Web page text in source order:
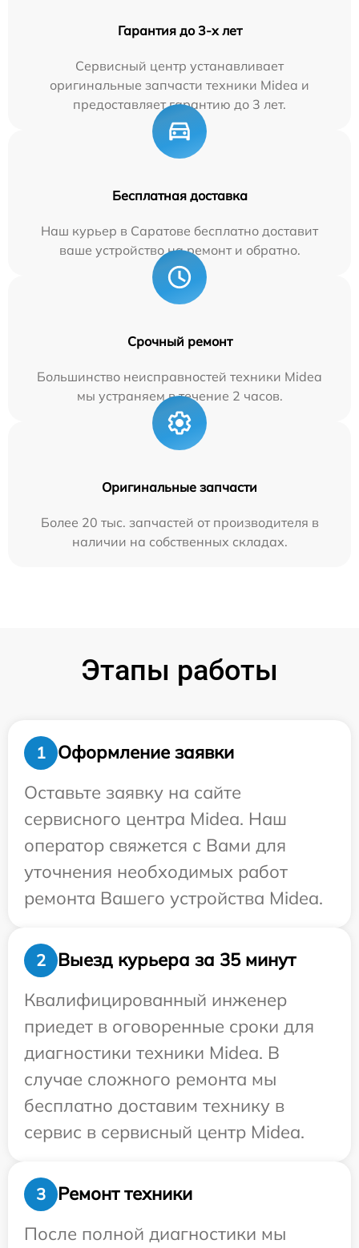
Гарантия до 3-х лет
Сервисный центр устанавливает
оригинальные запчасти техники Midea и
предоставляет гарантию до 3 лет.
Бесплатная доставка
Наш курьер в Саратове бесплатно доставит
ваше устройство на ремонт и обратно.
Срочный ремонт
Большинство неисправностей техники Midea
мы устраняем в течение 2 часов.
Оригинальные запчасти
Более 20 тыс. запчастей от производителя в
наличии на собственных складах.
Этапы работы
1
Оформление заявки
Оставьте заявку на сайте
сервисного центра Midea. Наш
оператор свяжется с Вами для
уточнения необходимых работ
ремонта Вашего устройства Midea.
2
Выезд курьера за 35 минут
Квалифицированный инженер
приедет в оговоренные сроки для
диагностики техники Midea. В
случае сложного ремонта мы
бесплатно доставим технику в
сервис в сервисный центр Midea.
3
Ремонт техники
После полной диагностики мы